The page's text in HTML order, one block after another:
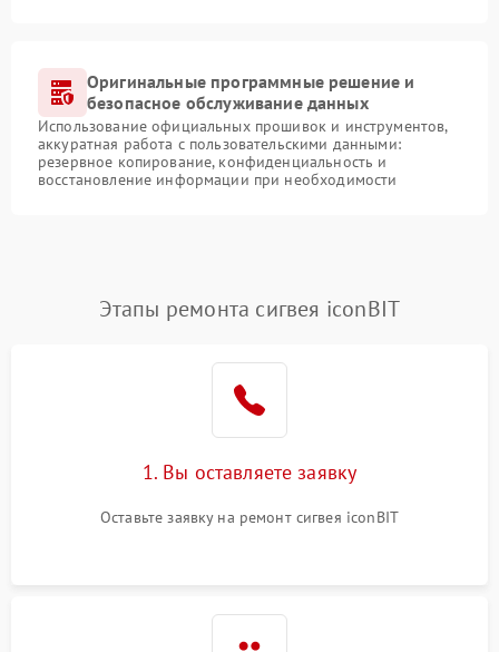
Оригинальные программные решение и
безопасное обслуживание данных
Использование официальных прошивок и инструментов,
аккуратная работа с пользовательскими данными:
резервное копирование, конфиденциальность и
восстановление информации при необходимости
Этапы ремонта сигвея iconBIT
1. Вы оставляете заявку
Оставьте заявку на ремонт сигвея iconBIT